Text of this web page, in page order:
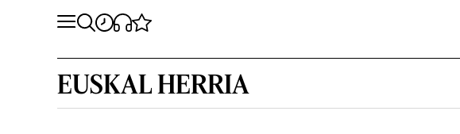
EUSKAL HERRIA